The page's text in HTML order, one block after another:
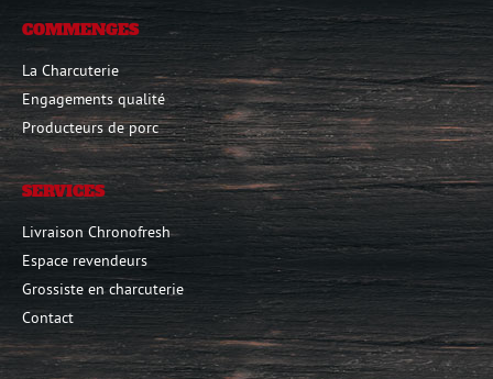
COMMENGES
La Charcuterie
Engagements qualité
Producteurs de porc
SERVICES
Livraison Chronofresh
Espace revendeurs
Grossiste en charcuterie
Contact